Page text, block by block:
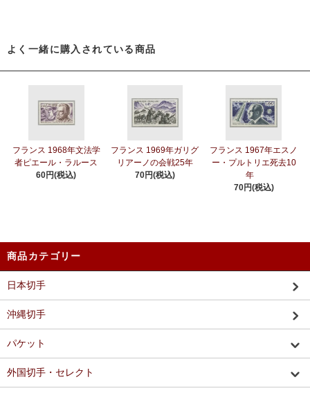
よく一緒に購入されている商品
フランス 1968年文法学
者ピエール・ラルース
60円(税込)
フランス 1969年ガリグ
リアーノの会戦25年
70円(税込)
フランス 1967年エスノ
ー・プルトリエ死去10
年
70円(税込)
商品カテゴリー
日本切手
沖縄切手
パケット
外国切手・セレクト